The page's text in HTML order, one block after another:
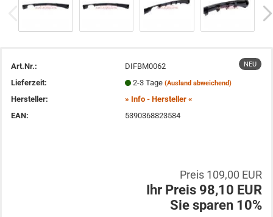
NEU
Art.Nr.:
DIFBM0062
Lieferzeit:
2-3 Tage (Ausland abweichend)
Hersteller:
» Info - Hersteller «
EAN:
5390368823584
Preis 109,00 EUR
Ihr Preis 98,10 EUR
Sie sparen 10%